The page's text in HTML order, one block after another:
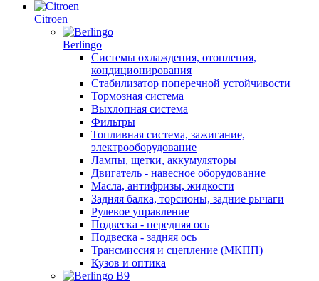
Citroen
Berlingo
Системы охлаждения, отопления,
кондиционирования
Стабилизатор поперечной устойчивости
Тормозная система
Выхлопная система
Фильтры
Топливная система, зажигание,
электрооборудование
Лампы, щетки, аккумуляторы
Двигатель - навесное оборудование
Масла, антифризы, жидкости
Задняя балка, торсионы, задние рычаги
Рулевое управление
Подвеска - передняя ось
Подвеска - задняя ось
Трансмиссия и сцепление (МКПП)
Кузов и оптика